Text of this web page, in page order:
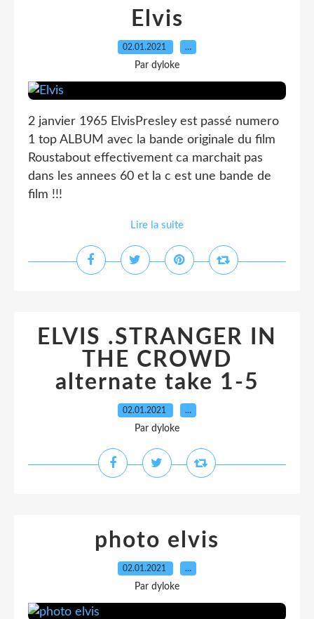
Elvis
02.01.2021 …
Par dyloke
2 janvier 1965 ElvisPresley est passé numero
1 top ALBUM avec la bande originale du film
Roustabout effectivement ca marchait pas
dans les annees 60 et la c est une bande de
film !!!
Lire la suite
ELVIS .STRANGER IN
THE CROWD
alternate take 1-5
02.01.2021 …
Par dyloke
photo elvis
02.01.2021 …
Par dyloke